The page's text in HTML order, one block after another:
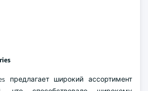
предлагает широкий ассортимент